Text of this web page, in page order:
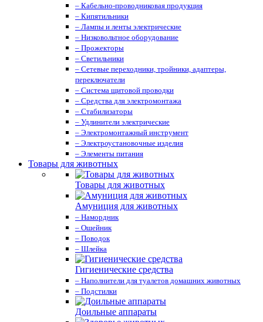
– Кабельно-проводниковая продукция
– Кипятильники
– Лампы и ленты электрические
– Низковольтное оборудование
– Прожекторы
– Светильники
– Сетевые переходники, тройники, адаптеры,
переключатели
– Система щитовой проводки
– Средства для электромонтажа
– Стабилизаторы
– Удлинители электрические
– Электромонтажный инструмент
– Электроустановочные изделия
– Элементы питания
Товары для животных
Товары для животных
Амуниция для животных
– Намордник
– Ошейник
– Поводок
– Шлейка
Гигиенические средства
– Наполнители для туалетов домашних животных
– Подстилки
Доильные аппараты